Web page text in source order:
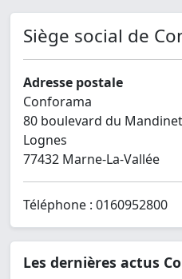
Siège social de
Adresse postale
Conforama
80 boulevard du Mandinet
Lognes
77432 Marne-La-Vallée
Téléphone : 0160952800
Les dernières actus